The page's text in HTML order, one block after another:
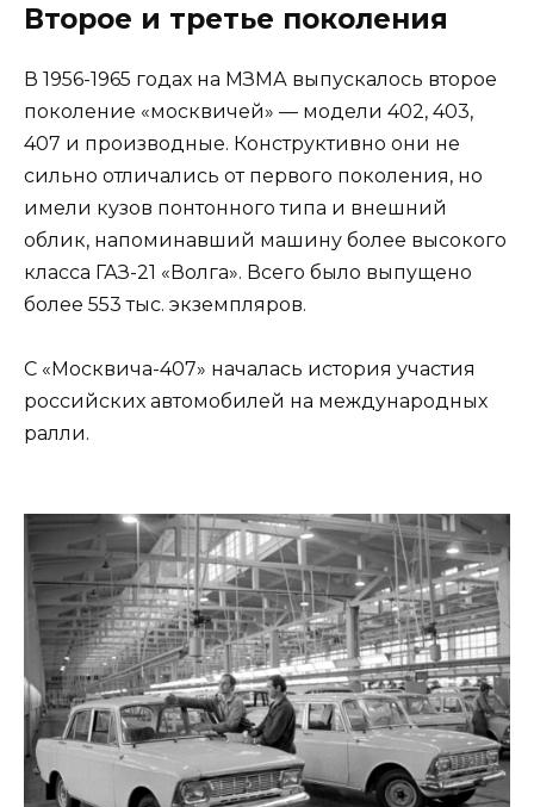
Второе и третье поколения
В 1956-1965 годах на МЗМА выпускалось второе
поколение «москвичей» — модели 402, 403,
407 и производные. Конструктивно они не
сильно отличались от первого поколения, но
имели кузов понтонного типа и внешний
облик, напоминавший машину более высокого
класса ГАЗ-21 «Волга». Всего было выпущено
более 553 тыс. экземпляров.
С «Москвича-407» началась история участия
российских автомобилей на международных
ралли.